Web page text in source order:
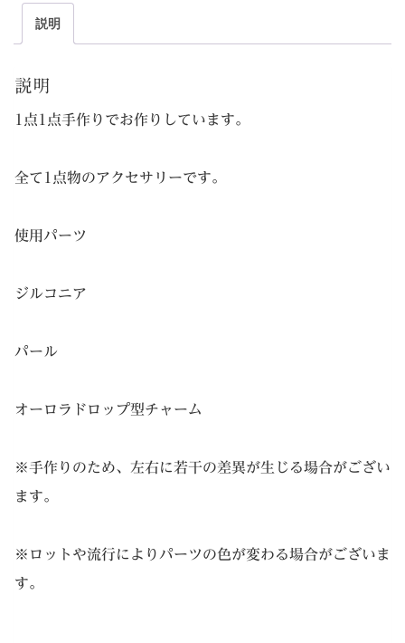
説明
説明
1点1点手作りでお作りしています。
全て1点物のアクセサリーです。
使用パーツ
ジルコニア
パール
オーロラドロップ型チャーム
※手作りのため、左右に若干の差異が生じる場合がござい
ます。
※ロットや流行によりパーツの色が変わる場合がございま
す。